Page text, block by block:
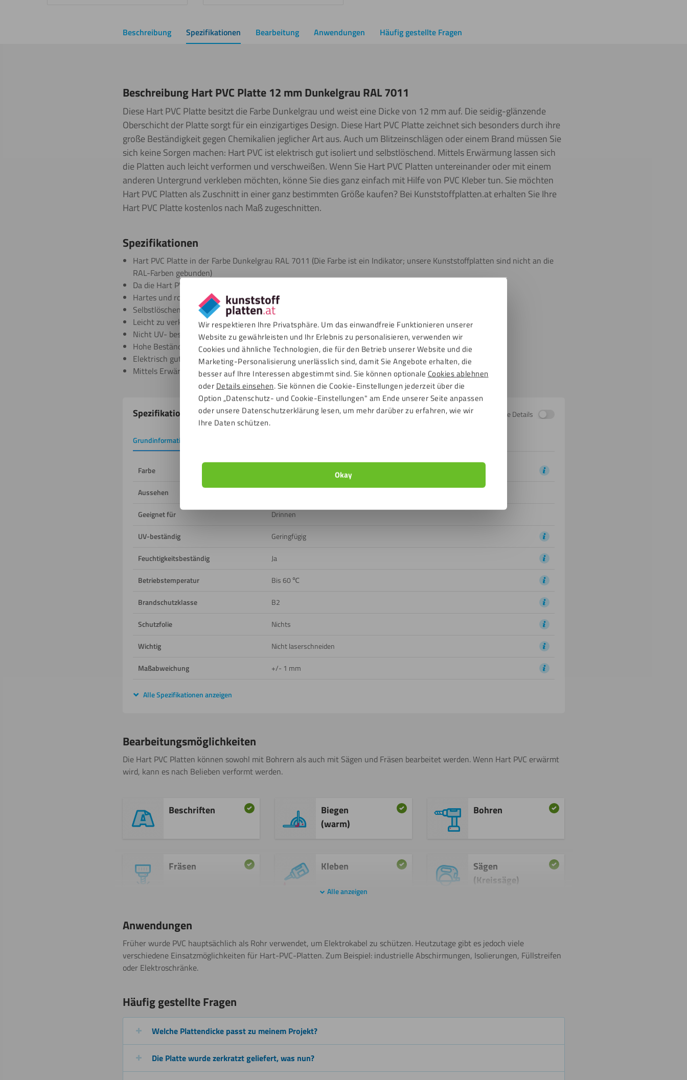
Wir respektieren Ihre Privatsphäre. Um das einwandfreie Funktionieren unserer
Website zu gewährleisten und Ihr Erlebnis zu personalisieren, verwenden wir
Cookies und ähnliche Technologien, die für den Betrieb unserer Website und die
Marketing-Personalisierung unerlässlich sind, damit Sie Angebote erhalten, die
besser auf Ihre Interessen abgestimmt sind. Sie können optionaleCookies ablehnen
oderDetails einsehen. Sie können die Cookie-Einstellungen jederzeit über die
Option „Datenschutz- und Cookie-Einstellungen" am Ende unserer Seite anpassen
oder unsere Datenschutzerklärung lesen, um mehr darüber zu erfahren, wie wir
Ihre Daten schützen.
Okay
Beschreibung Spezifikationen Bearbeitung Anwendungen Häufig gestellte Fragen
Beschreibung Hart PVC Platte 12 mm Dunkelgrau RAL 7011
Diese Hart PVC Platte besitzt die Farbe Dunkelgrau und weist eine Dicke von 12 mm auf. Die seidig-glänzende
Oberschicht der Platte sorgt für ein einzigartiges Design. Diese Hart PVC Platte zeichnet sich besonders durch ihre
große Beständigkeit gegen Chemikalien jeglicher Art aus. Auch um Blitzeinschlägen oder einem Brand müssen Sie
sich keine Sorgen machen: Hart PVC ist elektrisch gut isoliert und selbstlöschend. Mittels Erwärmung lassen sich
die Platten auch leicht verformen und verschweißen. Wenn Sie Hart PVC Platten untereinander oder mit einem
anderen Untergrund verkleben möchten, könne Sie dies ganz einfach mit Hilfe von PVC Kleber tun. Sie möchten
Hart PVC Platten als Zuschnitt in einer ganz bestimmten Größe kaufen? Bei Kunststoffplatten.at erhalten Sie Ihre
Hart PVC Platte kostenlos nach Maß zugeschnitten.
Spezifikationen
Hart PVC Platte in der Farbe Dunkelgrau RAL 7011 (Die Farbe ist ein Indikator; unsere Kunststoffplatten sind nicht an die
RAL-Farben gebunden)
Da die Hart PVC Platten ohne Schutzfolie geliefert wird, kann sie leichte Kratzspuren aufweisen
Hartes und robustes Plattenmaterial
Selbstlöschend
Leicht zu verkleben und zu schweißen
Nicht UV- beständig
Hohe Beständigkeit gegenüber Chemikalien
Elektrisch gut isolierend
Mittels Erwärmung verformbar
Produkteigenschaften
Spezifikationen Zeige Details
Grundinformation
Farbe Eisengrau (RAL Indikation: RAL7011)
Aussehen
Geeignet für Drinnen
UV-beständig Geringfügig
Feuchtigkeitsbeständig Ja
Betriebstemperatur Bis 60 ℃
Brandschutzklasse B2
Schutzfolie Nichts
Wichtig Nicht laserschneiden
Maßabweichung +/- 1 mm
Alle Spezifikationen anzeigen
Bearbeitungsmöglichkeiten
Die Hart PVC Platten können sowohl mit Bohrern als auch mit Sägen und Fräsen bearbeitet werden. Wenn Hart PVC erwärmt
wird, kann es nach Belieben verformt werden.
Beschriften
Biegen
(warm)
Bohren
Fräsen Kleben
Sägen
(Kreissäge)
Sägen
(Stichsäge)
Gravieren
Alle anzeigen
Anwendungen
Früher wurde PVC hauptsächlich als Rohr verwendet, um Elektrokabel zu schützen. Heutzutage gibt es jedoch viele
verschiedene Einsatzmöglichkeiten für Hart-PVC-Platten. Zum Beispiel: industrielle Abschirmungen, Isolierungen, Füllstreifen
oder Elektroschränke.
Häufig gestellte Fragen
Welche Plattendicke passt zu meinem Projekt?
Die Platte wurde zerkratzt geliefert, was nun?